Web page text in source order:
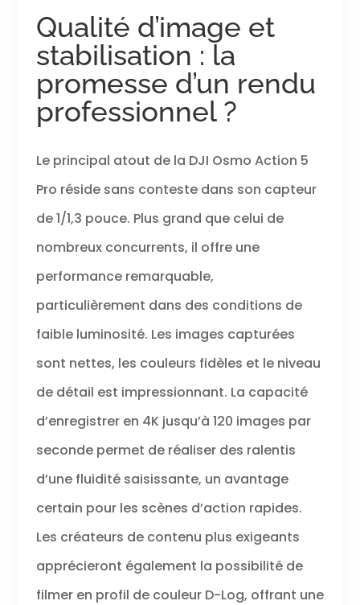
environnements
sombres. Suivi
optimisé du sujet –
Puce de 4 nm pour
un cadrage rapide
et fiable. Gardez
les sujets en
mouvement rapide
de 4 nm assure un
rapide en 16:9 ou
durable en toutes
conditions –
Profitez de la
satisfaction d’une
jusqu’à 4 heures[1].
pour tous les
scénarios,
performances
enregistrement
ininterrompu.
Contrôle précis et
vibrant – Profitez
vibrantes et fidèles
deux écrans
tactiles OLED. Une
visualisation nette
prête pour tous les
Qualité d’image et
stabilisation : la
promesse d’un rendu
professionnel ?
Le principal atout de la DJI Osmo Action 5
Pro réside sans conteste dans son capteur
de 1/1,3 pouce. Plus grand que celui de
nombreux concurrents, il offre une
performance remarquable,
particulièrement dans des conditions de
faible luminosité. Les images capturées
sont nettes, les couleurs fidèles et le niveau
de détail est impressionnant. La capacité
d’enregistrer en 4K jusqu’à 120 images par
seconde permet de réaliser des ralentis
d’une fluidité saisissante, un avantage
certain pour les scènes d’action rapides.
Les créateurs de contenu plus exigeants
apprécieront également la possibilité de
filmer en profil de couleur D-Log, offrant une